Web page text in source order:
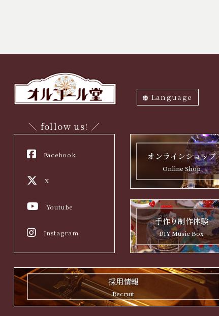
Language
＼ follow us! ／
Facebook
X
Youtube
Instagram
オンラインショップ
Online Shop
手作り制作体験
DIY Music Box
採用情報
Recruit